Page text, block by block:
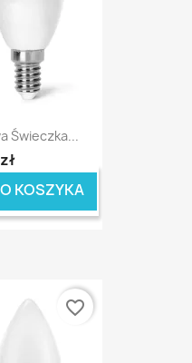
Świeczka...
KOSZYKA
favorite_border